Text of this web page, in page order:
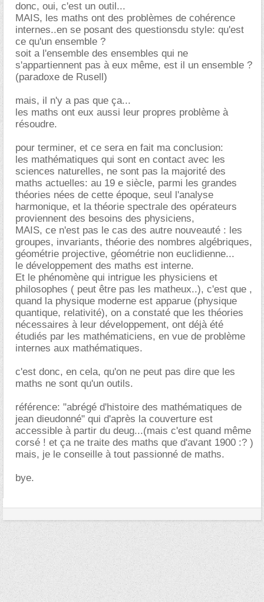
donc, oui, c'est un outil...
MAIS, les maths ont des problèmes de cohérence
internes..en se posant des questionsdu style: qu'est
ce qu'un ensemble ?
soit a l'ensemble des ensembles qui ne
s'appartiennent pas à eux même, est il un ensemble ?
(paradoxe de Rusell)
mais, il n'y a pas que ça...
les maths ont eux aussi leur propres problème à
résoudre.
pour terminer, et ce sera en fait ma conclusion:
les mathématiques qui sont en contact avec les
sciences naturelles, ne sont pas la majorité des
maths actuelles: au 19 e siècle, parmi les grandes
théories nées de cette époque, seul l'analyse
harmonique, et la théorie spectrale des opérateurs
proviennent des besoins des physiciens,
MAIS, ce n'est pas le cas des autre nouveauté : les
groupes, invariants, théorie des nombres algébriques,
géométrie projective, géométrie non euclidienne...
le développement des maths est interne.
Et le phénomène qui intrigue les physiciens et
philosophes ( peut être pas les matheux..), c'est que ,
quand la physique moderne est apparue (physique
quantique, relativité), on a constaté que les théories
nécessaires à leur développement, ont déjà été
étudiés par les mathématiciens, en vue de problème
internes aux mathématiques.
c'est donc, en cela, qu'on ne peut pas dire que les
maths ne sont qu'un outils.
référence: "abrégé d'histoire des mathématiques de
jean dieudonné" qui d'après la couverture est
accessible à partir du deug...(mais c'est quand même
corsé ! et ça ne traite des maths que d'avant 1900 :? )
mais, je le conseille à tout passionné de maths.
bye.